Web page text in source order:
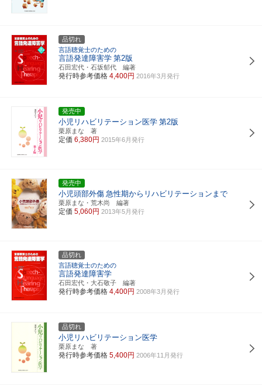
品切れ
言語聴覚士のための
言語発達障害学 第2版
石田宏代・石坂郁代 編著
発行時参考価格 4,400円 2016年3月発行
発売中
小児リハビリテーション医学 第2版
栗原まな 著
定価 6,380円 2015年6月発行
発売中
小児頭部外傷 急性期からリハビリテーションまで
栗原まな・荒木尚 編著
定価 5,060円 2013年5月発行
品切れ
言語聴覚士のための
言語発達障害学
石田宏代・大石敬子 編著
発行時参考価格 4,400円 2008年3月発行
品切れ
小児リハビリテーション医学
栗原まな 著
発行時参考価格 5,400円 2006年11月発行